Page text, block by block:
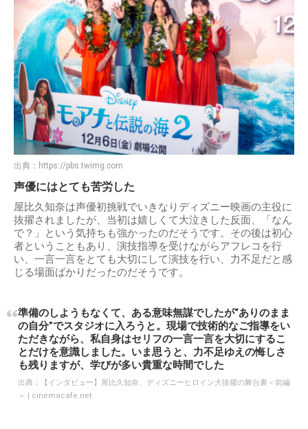
出典： https://pbs.twimg.com
声優にはとても苦労した
屋比久知奈は声優初挑戦でいきなりディズニー映画の主役に
抜擢されましたが、当初は嬉しくて大泣きした反面、「なん
で？」という気持ちも強かったのだそうです。その後は初心
者ということもあり、演技指導を受けながらアフレコを行
い、一言一言をとても大切にして演技を行い、力不足だと感
じる場面ばかりだったのだそうです。
準備のしようもなくて、ある意味無謀でしたが“ありのまま
の自分”でスタジオに入ろうと。現場で技術的なご指導をい
ただきながら、私自身はセリフの一言一言を大切にするこ
とだけを意識しました。いま思うと、力不足ゆえの悔しさ
も残りますが、学びが多い貴重な時間でした
出典：
【インタビュー】屋比久知奈、ディズニーヒロイン大抜擢の舞台裏＜前編
＞ | cinemacafe.net